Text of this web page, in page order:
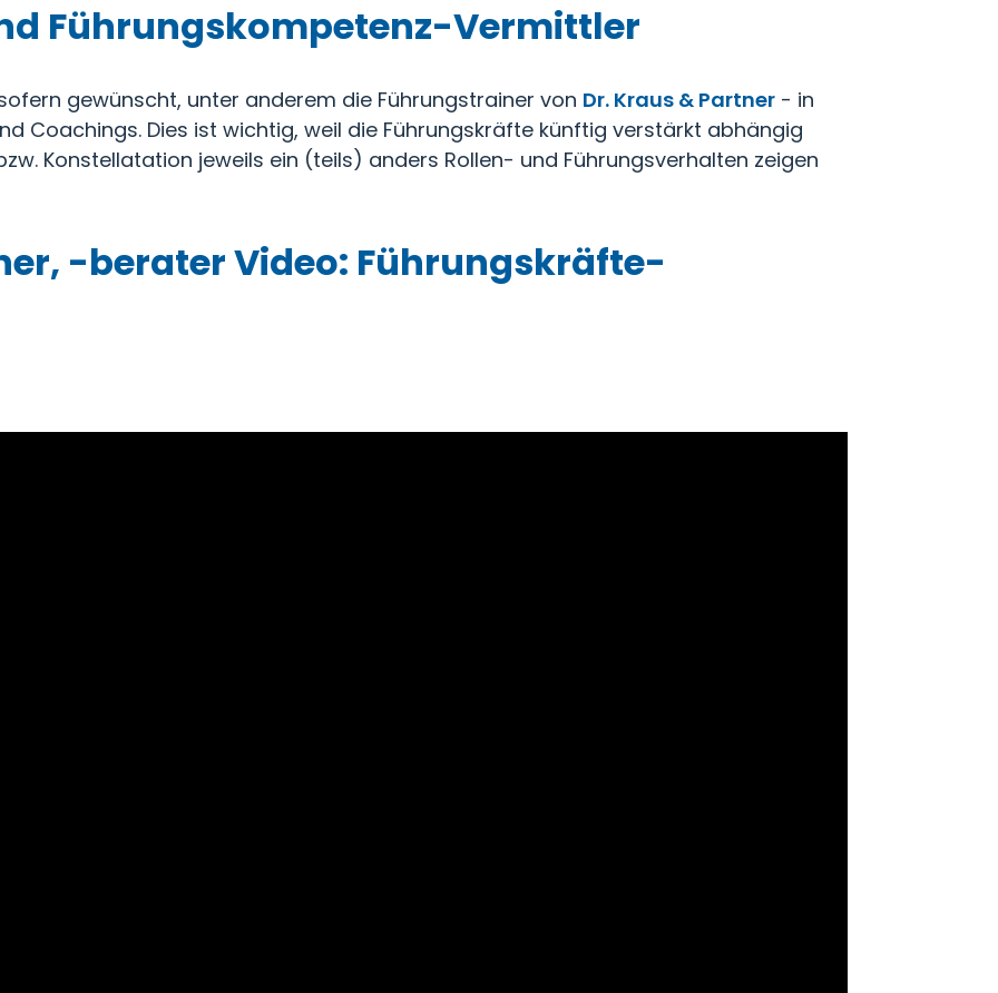
Führungskompetenz-Vermittler
gewünscht, unter anderem die Führungstrainer von Dr. Kraus & Partner - in
Coachings. Dies ist wichtig, weil die Führungskräfte künftig verstärkt abhängig
Konstellatation jeweils ein (teils) anders Rollen- und Führungsverhalten zeigen
-berater Video: Führungskräfte-